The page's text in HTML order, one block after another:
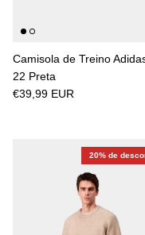
Camisola de Treino
22 Preta
€39,99 EUR
20% de